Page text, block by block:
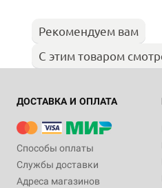
Рекомендуем вам
С этим товаром
ДОСТАВКА И ОПЛАТА
Способы оплаты
Службы доставки
Адреса магазинов